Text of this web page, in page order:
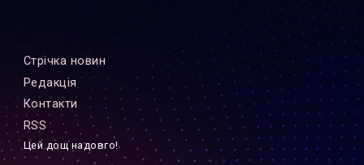
Стрiчка новин
Редакцiя
Контакти
RSS
Цей дощ надовго!